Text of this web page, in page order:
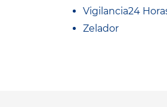
Vigilancia24
Zelador